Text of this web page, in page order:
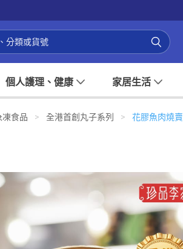
個人護理、健康 家居生活
凍食品 > 全港首創丸子系列 > 花膠魚肉燒賣